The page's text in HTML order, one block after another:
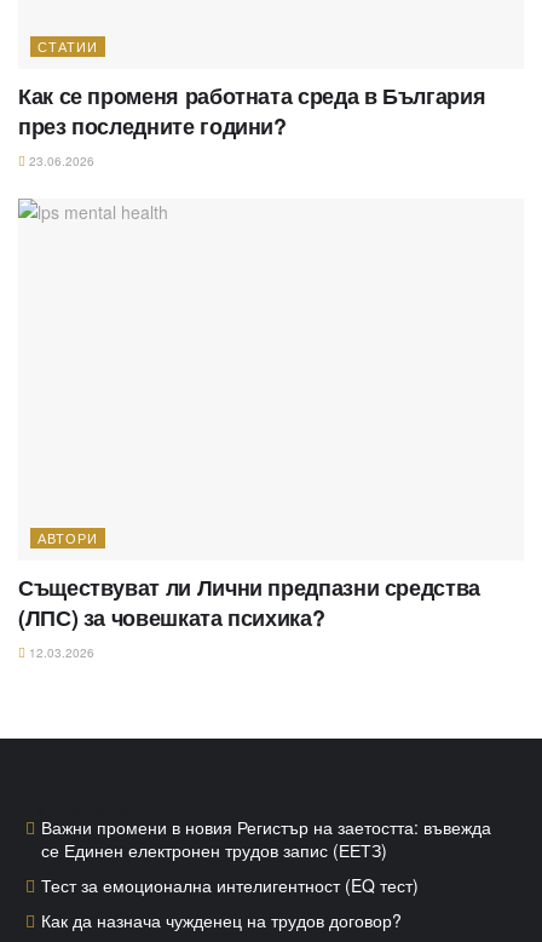
СТАТИИ
Как се променя работната среда в България
през последните години?
23.06.2026
АВТОРИ
Съществуват ли Лични предпазни средства
(ЛПС) за човешката психика?
12.03.2026
Важни промени в новия Регистър на заетостта: въвежда
се Единен електронен трудов запис (ЕЕТЗ)
Тест за емоционална интелигентност (EQ тест)
Как да назнача чужденец на трудов договор?